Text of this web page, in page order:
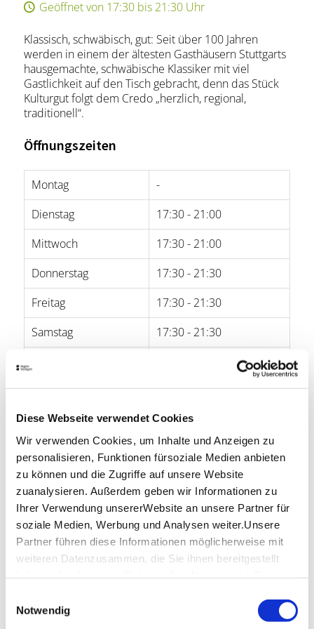
Diese Webseite verwendet Cookies
Wir verwenden Cookies, um Inhalte und Anzeigen zu
personalisieren, Funktionen fürsoziale Medien anbieten
zu können und die Zugriffe auf unsere Website
zuanalysieren. Außerdem geben wir Informationen zu
Ihrer Verwendung unsererWebsite an unsere Partner für
soziale Medien, Werbung und Analysen weiter.Unsere
Partner führen diese Informationen möglicherweise mit
weiteren Datenzusammen, die Sie ihnen bereitgestellt
Impressum
Notwendig
Geöffnet von 17:30 bis 21:30 Uhr
Klassisch, schwäbisch, gut: Seit über 100 Jahren
werden in einem der ältesten Gasthäusern Stuttgarts
hausgemachte, schwäbische Klassiker mit viel
Gastlichkeit auf den Tisch gebracht, denn das Stück
Kulturgut folgt dem Credo „herzlich, regional,
traditionell“.
Öffnungszeiten
Montag
-
Dienstag
17:30 - 21:00
Mittwoch
17:30 - 21:00
Donnerstag
17:30 - 21:30
Freitag
17:30 - 21:30
Samstag
17:30 - 21:30
Zum Becher
Urbanstr. 33
70182 Stuttgart
Telefon:0711/236 49 65
Website:www.zum-becher.de